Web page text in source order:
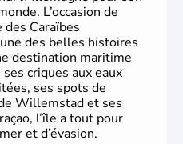
L’occasion de
Caraïbes
des belles histoires
destination maritime
criques aux eaux
ses spots de
Willemstad et ses
l’île a tout pour
et d’évasion.